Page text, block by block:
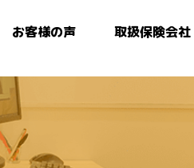
お客様の声 取扱保険会社